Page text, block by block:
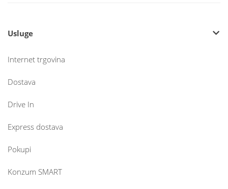
Usluge
Internet trgovina
Dostava
Drive In
Express dostava
Pokupi
Konzum SMART